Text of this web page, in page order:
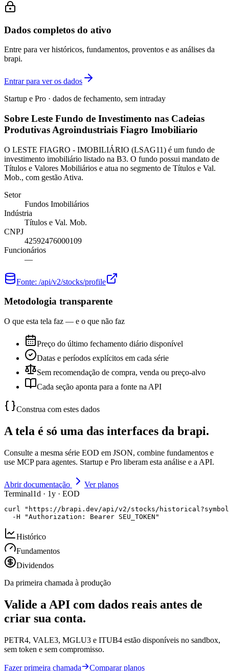
Dados completos do ativo
Entre para ver históricos, fundamentos, proventos e as análises da
brapi.
Entrar para ver os dados
Startup e Pro · dados de fechamento, sem intraday
Sobre Leste Fundo de Investimento nas Cadeias
Produtivas Agroindustriais Fiagro Imobiliario
O LESTE FIAGRO - IMOBILIÁRIO (LSAG11) é um fundo de
investimento imobiliário listado na B3. O fundo possui mandato de
Títulos e Valores Mobiliários e atua no segmento de Títulos e Val.
Mob., com gestão Ativa.
Setor
Fundos Imobiliários
Indústria
Títulos e Val. Mob.
CNPJ
42592476000109
Funcionários
—
Fonte: /api/v2/stocks/profile
Metodologia transparente
O que esta tela faz — e o que não faz
Preço do último fechamento diário disponível
Datas e períodos explícitos em cada série
Sem recomendação de compra, venda ou preço-alvo
Cada seção aponta para a fonte na API
Construa com estes dados
A tela é só uma das interfaces da brapi.
Consulte a mesma série EOD em JSON, combine fundamentos e
use MCP para agentes. Startup e Pro liberam esta análise e a API.
Abrir documentação
Ver planos
Terminal1d · 1y · EOD
curl "https://brapi.dev/api/v2/stocks/
  -H "Authorization: Bearer SEU_TOKEN"
Histórico
Fundamentos
Dividendos
Da primeira chamada à produção
Valide a API com dados reais antes de
criar sua conta.
PETR4, VALE3, MGLU3 e ITUB4 estão disponíveis no sandbox,
sem token e sem compromisso.
Fazer primeira chamada Comparar planos